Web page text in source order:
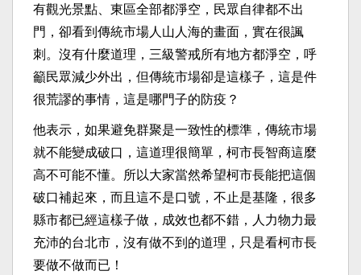
有觀光景點、東區全部都淨空，民眾自律都不出
門，卻看到傳統市場人山人海的畫面，實在很諷
刺。沒有什麼道理，三級警戒所有地方都淨空，呼
籲民眾減少外出，但傳統市場卻是這樣子，這是件
很荒謬的事情，這是哪門子的防疫？
他表示，如果避免群聚是一致性的標準，傳統市場
就不能變成破口，這道理很簡單，柯市長智商這麼
高不可能不懂。所以大家當然希望柯市長能把這個
破口補起來，而且這不是口號，不止是基隆，很多
縣市都已經這樣子做，成效也都不錯，人力物力最
充沛的台北市，沒有做不到的道理，只是看柯市長
要做不做而已！